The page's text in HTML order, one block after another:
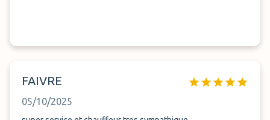
FAIVRE
05/10/2025